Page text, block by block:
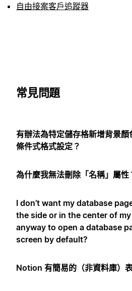
自由接案客戶追蹤器
常見問題
有辦法為特定儲存格新增背景顏
條件式格式設定？
為什麼我無法刪除「名稱」屬性
I don’t want my database
the side or in the center of
anyway to open a database
screen by default?
Notion 有簡易的（非資料庫）